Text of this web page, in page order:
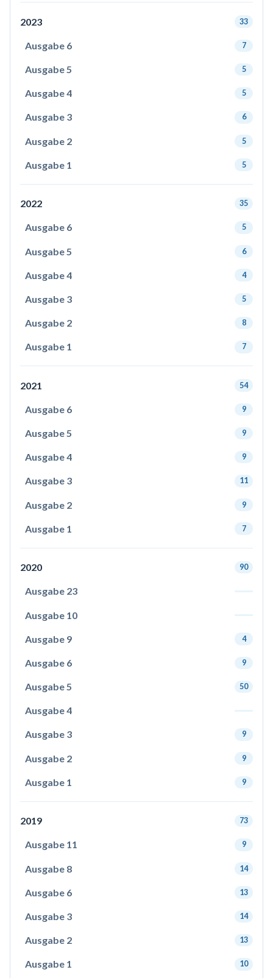
2023 33
Ausgabe 6 7
Ausgabe 5 5
Ausgabe 4 5
Ausgabe 3 6
Ausgabe 2 5
Ausgabe 1 5
2022 35
Ausgabe 6 5
Ausgabe 5 6
Ausgabe 4 4
Ausgabe 3 5
Ausgabe 2 8
Ausgabe 1 7
2021 54
Ausgabe 6 9
Ausgabe 5 9
Ausgabe 4 9
Ausgabe 3 11
Ausgabe 2 9
Ausgabe 1 7
2020 90
Ausgabe 23
Ausgabe 10
Ausgabe 9 4
Ausgabe 6 9
Ausgabe 5 50
Ausgabe 4
Ausgabe 3 9
Ausgabe 2 9
Ausgabe 1 9
2019 73
Ausgabe 11 9
Ausgabe 8 14
Ausgabe 6 13
Ausgabe 3 14
Ausgabe 2 13
Ausgabe 1 10